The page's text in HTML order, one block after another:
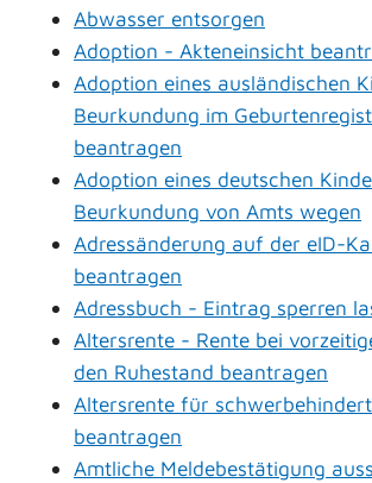
Abwasser entsorgen
Adoption - Akteneinsicht
Adoption eines ausländischen
Beurkundung im
beantragen
Adoption eines deutschen
Beurkundung von Amts wegen
Adressänderung auf der eID-
beantragen
Adressbuch - Eintrag sperren
Altersrente - Rente bei
den Ruhestand beantragen
Altersrente für
beantragen
Amtliche Meldebestätigung